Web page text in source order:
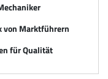
von Marktführern
für Qualität